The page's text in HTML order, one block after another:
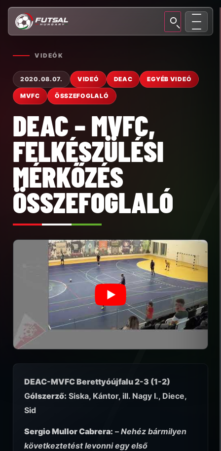
VIDEÓK
2020.08.07. VIDEÓ DEAC EGYÉB VIDEÓ
MVFC ÖSSZEFOGLALÓ
DEAC – MVFC,
FELKÉSZÜLÉSI
MÉRKŐZÉS
ÖSSZEFOGLALÓ
DEAC-MVFC Berettyóújfalu 2-3 (1-2)
Gólszerző: Siska, Kántor, ill. Nagy I., Diece,
Sid
Sergio Mullor Cabrera: – Nehéz bármilyen
következtetést levonni egy első